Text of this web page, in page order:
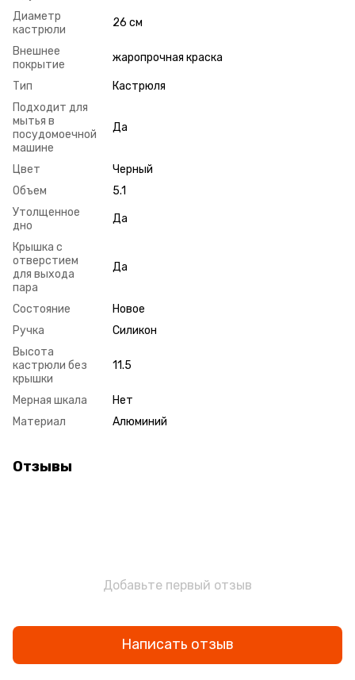
Диаметр
кастрюли
26 см
Внешнее
покрытие
жаропрочная краска
Тип
Кастрюля
Подходит для
мытья в
посудомоечной
машине
Да
Цвет
Черный
Объем
5.1
Утолщенное
дно
Да
Крышка с
отверстием
для выхода
пара
Да
Состояние
Новое
Ручка
Силикон
Высота
кастрюли без
крышки
11.5
Мерная шкала
Нет
Материал
Алюминий
Отзывы
Добавьте первый отзыв
Написать отзыв